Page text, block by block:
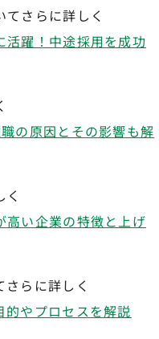
さらに詳しく
活躍！中途採用を成功
の原因とその影響も解
高い企業の特徴と上げ
らに詳しく
的やプロセスを解説